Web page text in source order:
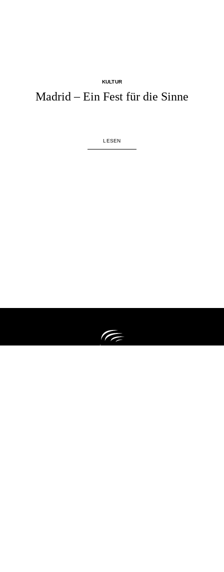
KULTUR
Madrid – Ein Fest für die Sinne
LESEN